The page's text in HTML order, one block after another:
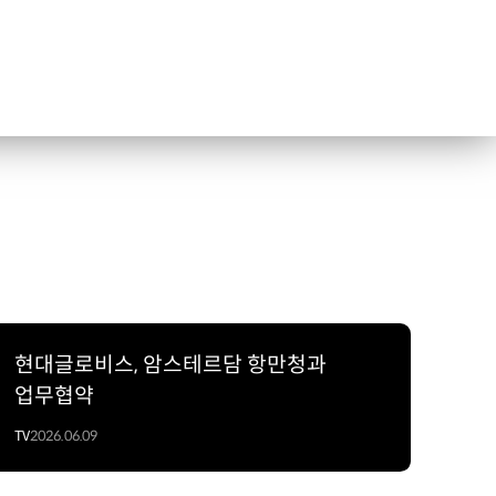
현대글로비스, 암스테르담 항만청과
업무협약
TV2026.06.09